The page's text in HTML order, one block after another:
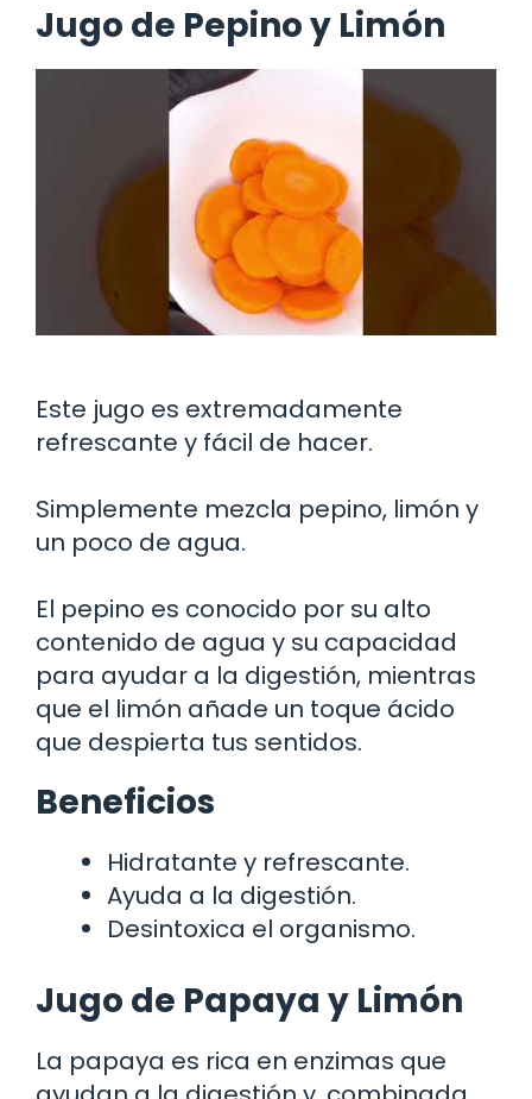
Jugo de Pepino y Limón
Este jugo es extremadamente
refrescante y fácil de hacer.
Simplemente mezcla pepino, limón y
un poco de agua.
El pepino es conocido por su alto
contenido de agua y su capacidad
para ayudar a la digestión, mientras
que el limón añade un toque ácido
que despierta tus sentidos.
Beneficios
Hidratante y refrescante.
Ayuda a la digestión.
Desintoxica el organismo.
Jugo de Papaya y Limón
La papaya es rica en enzimas que